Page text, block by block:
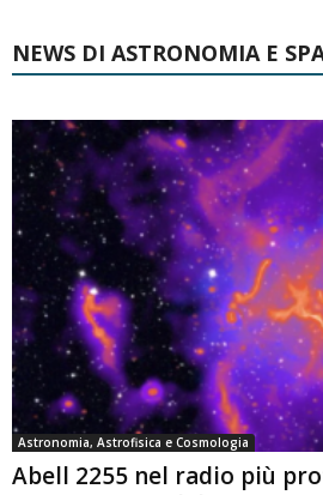
NEWS DI ASTRONOMIA E
Astronomia, Astrofisica e Cosmologia
Abell 2255 nel radio più